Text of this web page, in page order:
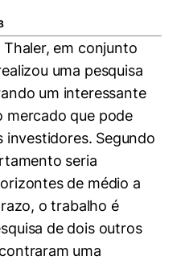
em conjunto
uma pesquisa
um interessante
mercado que pode
investidores. Segundo
seria
de médio a
o trabalho é
de dois outros
uma